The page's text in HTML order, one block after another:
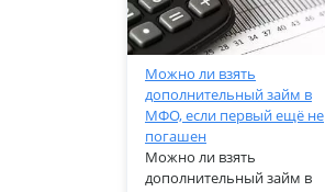
Можно ли взять
дополнительный займ в
МФО, если первый ещё не
погашен
Можно ли взять
дополнительный займ в